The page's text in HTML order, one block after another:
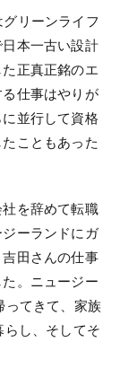
リーンライフ
本一古い設計
正真正銘のエ
仕事はやりが
並行して資格
こともあった
を辞めて転職
ーランドにガ
田さんの仕事
。ニュージー
ってきて、家族
し、そしてそ